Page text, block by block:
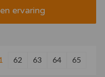
ervaring
62 63 64 65